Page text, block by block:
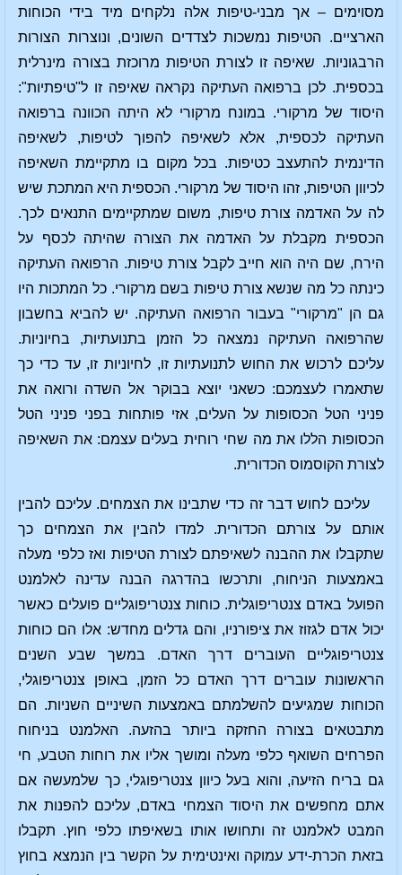
מסוימים – אך מבני-טיפות אלה נלקחים מיד בידי הכוחות
הארציים. הטיפות נמשכות לצדדים השונים, ונוצרות הצורות
הרבגוניות. שאיפה זו לצורת הטיפות מרוכזת בצורה מינרלית
בכספית. לכן ברפואה העתיקה נקראה שאיפה זו ל"טיפתיות":
היסוד של מרקורי. במונח מרקורי לא היתה הכוונה ברפואה
העתיקה לכספית, אלא לשאיפה להפוך לטיפות, לשאיפה
הדינמית להתעצב כטיפות. בכל מקום בו מתקיימת השאיפה
לכיוון הטיפות, זהו היסוד של מרקורי. הכספית היא המתכת שיש
לה על האדמה צורת טיפות, משום שמתקיימים התנאים לכך.
הכספית מקבלת על האדמה את הצורה שהיתה לכסף על
הירח, שם היה הוא חייב לקבל צורת טיפות. הרפואה העתיקה
כינתה כל מה שנשא צורת טיפות בשם מרקורי. כל המתכות היו
גם הן "מרקורי" בעבור הרפואה העתיקה. יש להביא בחשבון
שהרפואה העתיקה נמצאה כל הזמן בתנועתיות, בחיוניות.
עליכם לרכוש את החוש לתנועתיות זו, לחיוניות זו, עד כדי כך
שתאמרו לעצמכם: כשאני יוצא בבוקר אל השדה ורואה את
פניני הטל הכסופות על העלים, אזי פותחות בפני פניני הטל
הכסופות הללו את מה שחי רוחית בעלים עצמם: את השאיפה
לצורת הקוסמוס הכדורית.
עליכם לחוש דבר זה כדי שתבינו את הצמחים. עליכם להבין
אותם על צורתם הכדורית. למדו להבין את הצמחים כך
שתקבלו את ההבנה לשאיפתם לצורת הטיפות ואז כלפי מעלה
באמצעות הניחוח, ותרכשו בהדרגה הבנה עדינה לאלמנט
הפועל באדם צנטריפוגלית. כוחות צנטריפוגליים פועלים כאשר
יכול אדם לגזוז את ציפורניו, והם גדלים מחדש: אלו הם כוחות
צנטריפוגליים העוברים דרך האדם. במשך שבע השנים
הראשונות עוברים דרך האדם כל הזמן, באופן צנטריפוגלי,
הכוחות שמגיעים להשלמתם באמצעות השיניים השניות. הם
מתבטאים בצורה החזקה ביותר בהזעה. האלמנט בניחוח
הפרחים השואף כלפי מעלה ומושך אליו את רוחות הטבע, חי
גם בריח הזיעה, והוא בעל כיוון צנטריפוגלי, כך שלמעשה אם
אתם מחפשים את היסוד הצמחי באדם, עליכם להפנות את
המבט לאלמנט זה ותחושו אותו בשאיפתו כלפי חוץ. תקבלו
בזאת הכרת-ידע עמוקה ואינטימית על הקשר בין הנמצא בחוץ